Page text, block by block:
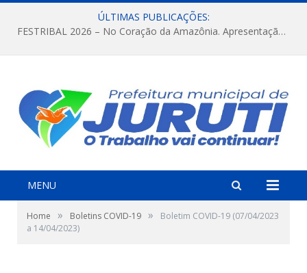
ÚLTIMAS PUBLICAÇÕES:
FESTRIBAL 2026 – No Coração da Amazônia. Apresentação da Munduruku.
MENU
Home » Boletins COVID-19 »
Boletim COVID-19 (07/04/2023
a 14/04/2023)